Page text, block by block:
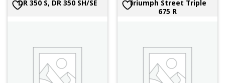
DR 350 S, DR 350 SH/SE
Triumph Street Triple
675 R